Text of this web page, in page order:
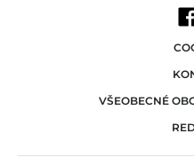
VŠEOBECNÉ